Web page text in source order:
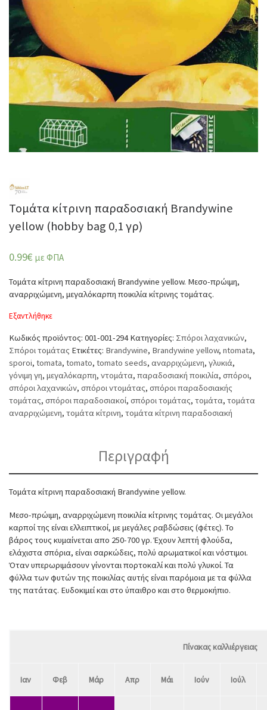
Τομάτα κίτρινη παραδοσιακή Brandywine
yellow (hobby bag 0,1 γρ)
0.99€ με ΦΠΑ
Τομάτα κίτρινη παραδοσιακή Brandywine yellow. Μεσο-πρώιμη,
αναρριχώμενη, μεγαλόκαρπη ποικιλία κίτρινης τομάτας.
Εξαντλήθηκε
Κωδικός προϊόντος: 001-001-294 Κατηγορίες: Σπόροι λαχανικών,
Σπόροι τομάτας Ετικέτες: Brandywine, Brandywine yellow, ntomata,
sporoi, tomata, tomato, tomato seeds, αναρριχώμενη, γλυκιά,
γόνιμη γη, μεγαλόκαρπη, ντομάτα, παραδοσιακή ποικιλία, σπόροι,
σπόροι λαχανικών, σπόροι ντομάτας, σπόροι παραδοσιακής
τομάτας, σπόροι παραδοσιακοί, σπόροι τομάτας, τομάτα, τομάτα
αναρριχώμενη, τομάτα κίτρινη, τομάτα κίτρινη παραδοσιακή
Περιγραφή
Τομάτα κίτρινη παραδοσιακή Brandywine yellow.
Μεσο-πρώιμη, αναρριχώμενη ποικιλία κίτρινης τομάτας. Οι μεγάλοι
καρποί της είναι ελλειπτικοί, με μεγάλες ραβδώσεις (φέτες). Το
βάρος τους κυμαίνεται απο 250-700 γρ. Έχουν λεπτή φλούδα,
ελάχιστα σπόρια, είναι σαρκώδεις, πολύ αρωματικοί και νόστιμοι.
Όταν υπερωριμάσουν γίνονται πορτοκαλί και πολύ γλυκοί. Τα
φύλλα των φυτών της ποικιλίας αυτής είναι παρόμοια με τα φύλλα
της πατάτας. Ευδοκιμεί και στο ύπαιθρο και στο θερμοκήπιο.
Πίνακας καλλιέργειας
Ιαν Φεβ Μάρ Απρ Μάι Ιούν Ιούλ